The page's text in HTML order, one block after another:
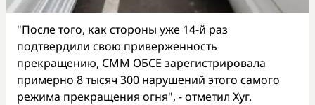
"После того, как стороны уже 14-й раз
подтвердили свою приверженность
прекращению, СММ ОБСЕ зарегистрировала
примерно 8 тысяч 300 нарушений этого самого
режима прекращения огня", - отметил Хуг.